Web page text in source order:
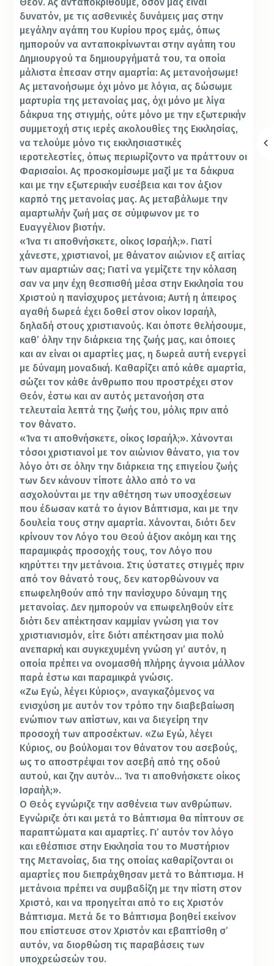
δυνατόν, με τις ασθενικές δυνάμεις μας στην
μεγάλην αγάπη του Κυρίου προς εμάς, όπως
ημπορούν να ανταποκρίνωνται στην αγάπη του
Δημιουργού τα δημιουργήματά του, τα οποία
μάλιστα έπεσαν στην αμαρτία: Ας μετανοήσωμε!
Ας μετανοήσωμε όχι μόνο με λόγια, ας δώσωμε
μαρτυρία της μετανοίας μας, όχι μόνο με λίγα
δάκρυα της στιγμής, ούτε μόνο με την εξωτερικήν
συμμετοχή στις ιερές ακολουθίες της Εκκλησίας,
να τελούμε μόνο τις εκκλησιαστικές
ιεροτελεστίες, όπως περιωρίζοντο να πράττουν οι
Φαρισαίοι. Ας προσκομίσωμε μαζί με τα δάκρυα
και με την εξωτερικήν ευσέβεια και τον άξιον
καρπό της μετανοίας μας. Ας μεταβάλωμε την
αμαρτωλήν ζωή μας σε σύμφωνον με το
Ευαγγέλιον βιοτήν.
«Ίνα τι αποθνήσκετε, οίκος Ισραήλ;». Γιατί
χάνεστε, χριστιανοί, με θάνατον αιώνιον εξ αιτίας
των αμαρτιών σας; Γιατί να γεμίζετε την κόλαση
σαν να μην έχη θεσπισθή μέσα στην Εκκλησία του
Χριστού η πανίσχυρος μετάνοια; Αυτή η άπειρος
αγαθή δωρεά έχει δοθεί στον οίκον Ισραήλ,
δηλαδή στους χριστιανούς. Και όποτε θελήσουμε,
καθ’ όλην την διάρκεια της ζωής μας, και όποιες
και αν είναι οι αμαρτίες μας, η δωρεά αυτή ενεργεί
με δύναμη μοναδική. Καθαρίζει από κάθε αμαρτία,
σώζει τον κάθε άνθρωπο που προστρέχει στον
Θεόν, έστω και αν αυτός μετανοήση στα
τελευταία λεπτά της ζωής του, μόλις πριν από
τον θάνατο.
«Ίνα τι αποθνήσκετε, οίκος Ισραήλ;». Χάνονται
τόσοι χριστιανοί με τον αιώνιον θάνατο, για τον
λόγο ότι σε όλην την διάρκεια της επιγείου ζωής
των δεν κάνουν τίποτε άλλο από το να
ασχολούνται με την αθέτηση των υποσχέσεων
που έδωσαν κατά το άγιον Βάπτισμα, και με την
δουλεία τους στην αμαρτία. Χάνονται, διότι δεν
κρίνουν τον Λόγο του Θεού άξιον ακόμη και της
παραμικράς προσοχής τους, τον Λόγο που
κηρύττει την μετάνοια. Στις ύστατες στιγμές πριν
από τον θάνατό τους, δεν κατορθώνουν να
επωφεληθούν από την πανίσχυρο δύναμη της
μετανοίας. Δεν ημπορούν να επωφεληθούν είτε
διότι δεν απέκτησαν καμμίαν γνώση για τον
χριστιανισμόν, είτε διότι απέκτησαν μια πολύ
ανεπαρκή και συγκεχυμένη γνώση γι’ αυτόν, η
οποία πρέπει να ονομασθή πλήρης άγνοια μάλλον
παρά έστω και παραμικρά γνώσις.
«Ζω Εγώ, λέγει Κύριος», αναγκαζόμενος να
ενισχύση με αυτόν τον τρόπο την διαβεβαίωση
ενώπιον των απίστων, και να διεγείρη την
προσοχή των απροσέκτων. «Ζω Εγώ, λέγει
Κύριος, ου βούλομαι τον θάνατον του ασεβούς,
ως το αποστρέψαι τον ασεβή από της οδού
αυτού, και ζην αυτόν… Ίνα τι αποθνήσκετε οίκος
Ισραήλ;».
Ο Θεός εγνώριζε την ασθένεια των ανθρώπων.
Εγνώριζε ότι και μετά το Βάπτισμα θα πίπτουν σε
παραπτώματα και αμαρτίες. Γι’ αυτόν τον λόγο
και εθέσπισε στην Εκκλησία του το Μυστήριον
της Μετανοίας, δια της οποίας καθαρίζονται οι
αμαρτίες που διεπράχθησαν μετά το Βάπτισμα. Η
μετάνοια πρέπει να συμβαδίζη με την πίστη στον
Χριστό, και να προηγείται από το εις Χριστόν
Βάπτισμα. Μετά δε το Βάπτισμα βοηθεί εκείνον
που επίστευσε στον Χριστόν και εβαπτίσθη σ’
αυτόν, να διορθώση τις παραβάσεις των
υποχρεώσεών του.